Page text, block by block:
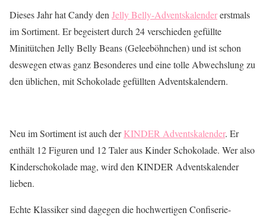
Dieses Jahr hat Candy den Jelly Belly-Adventskalendererstmals
im Sortiment. Er begeistert durch 24 verschieden gefüllte
Minitütchen Jelly Belly Beans (Geleeböhnchen) und ist schon
deswegen etwas ganz Besonderes und eine tolle Abwechslung zu
den üblichen, mit Schokolade gefüllten Adventskalendern.
Neu im Sortiment ist auch derKINDER Adventskalender. Er
enthält 12 Figuren und 12 Taler aus Kinder Schokolade. Wer also
Kinderschokolade mag, wird den KINDER Adventskalender
lieben.
Echte Klassiker sind dagegen die hochwertigen Confiserie-